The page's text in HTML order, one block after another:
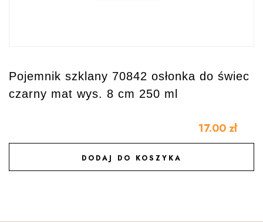
Pojemnik szklany 70842 osłonka do świec
czarny mat wys. 8 cm 250 ml
17.00 zł
DODAJ DO KOSZYKA
DODAJ DO ULUBIONYCH